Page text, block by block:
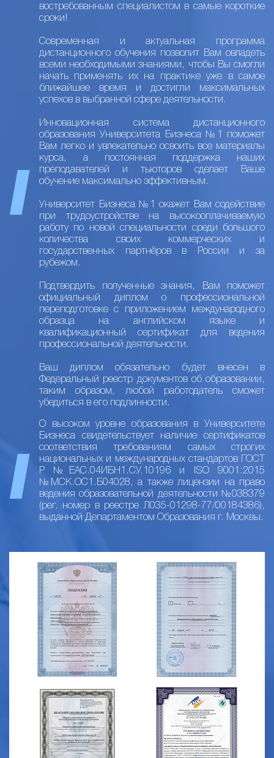
востребованным специалистом в самые короткие
сроки!
Современная и актуальная программа
дистанционного обучения позволит Вам овладеть
всеми необходимыми знаниями, чтобы Вы смогли
начать применять их на практике уже в самое
ближайшее время и достигли максимальных
успехов в выбранной сфере деятельности.
Инновационная система дистанционного
образования Университета Бизнеса №1 поможет
Вам легко и увлекательно освоить все материалы
курса, а постоянная поддержка наших
преподавателей и тьюторов сделает Ваше
обучение максимально эффективным.
Университет Бизнеса №1 окажет Вам содействие
при трудоустройстве на высокооплачиваемую
работу по новой специальности среди большого
количества своих коммерческих и
государственных партнёров в России и за
рубежом.
Подтвердить полученные знания, Вам поможет
официальный диплом о профессиональной
переподготовке с приложением международного
образца на английском языке и
квалификационный сертификат для ведения
профессиональной деятельности.
Ваш диплом обязательно будет внесен в
Федеральный реестр документов об образовании,
таким образом, любой работодатель сможет
убедиться в его подлинности.
О высоком уровне образования в Университете
Бизнеса свидетельствует наличие сертификатов
соответствия требованиям самых строгих
национальных и международных стандартов ГОСТ
Р №ЕАС.04ИБН1.СУ.10196 и ISO 9001:2015
№МСК.ОС1.Б04028, а также лицензии на право
ведения образовательной деятельности №038379
(рег. номер в реестре Л035-01298-77/00184386),
выданной Департаментом Образования г. Москвы.